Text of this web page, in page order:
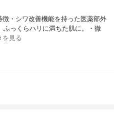
・シワ改善機能を持った医薬部外
っくらハリに満ちた肌に。・徹
を見る